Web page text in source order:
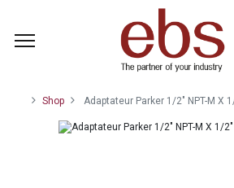
Shop Adaptateur Parker 1/2" NPT-M X